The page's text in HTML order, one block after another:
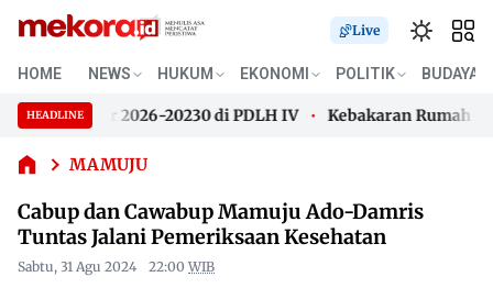
Live
HOME NEWS HUKUM EKONOMI POLITIK BUDAYA
HEADLINE
Sulbar 2026-20230 di PDLH IV Kebakaran Rumah
Sulbar 2026-20230 di PDLH IV
MAMUJU
Cabup dan
Cawabup
Mamuju
Tuntas
Jalani
Pemeriksaan
Kesehatan
Cabup dan Cawabup Mamuju Ado-Damris
Tuntas Jalani Pemeriksaan Kesehatan
Sabtu, 31 Agu 2024 22:00 WIB